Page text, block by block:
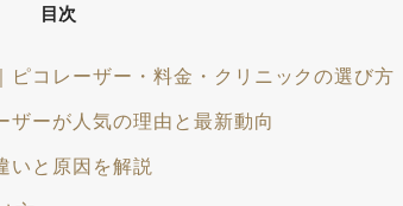
目次
コレーザー・料金・クリニックの選び方
ーが人気の理由と最新動向
いと原因を解説